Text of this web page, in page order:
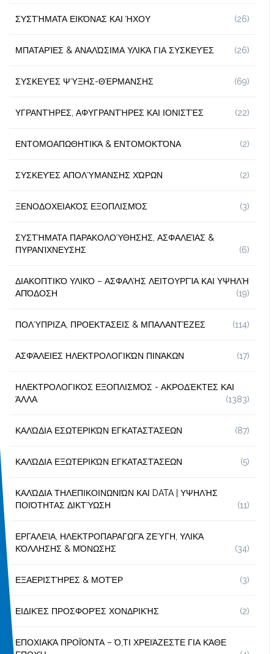
ΣΥΣΤΉΜΑΤΑ ΕΙΚΌΝΑΣ ΚΑΙ ΉΧΟΥ (26)
ΜΠΑΤΑΡΊΕΣ & ΑΝΑΛΏΣΙΜΑ ΥΛΙΚΆ ΓΙΑ ΣΥΣΚΕΥΈΣ (26)
ΣΥΣΚΕΥΈΣ ΨΎΞΗΣ-ΘΈΡΜΑΝΣΗΣ (69)
ΥΓΡΑΝΤΉΡΕΣ, ΑΦΥΓΡΑΝΤΉΡΕΣ ΚΑΙ ΙΟΝΙΣΤΈΣ (22)
ΕΝΤΟΜΟΑΠΩΘΗΤΙΚΆ & ΕΝΤΟΜΟΚΤΌΝΑ (2)
ΣΥΣΚΕΥΈΣ ΑΠΟΛΎΜΑΝΣΗΣ ΧΏΡΩΝ (2)
ΞΕΝΟΔΟΧΕΙΑΚΌΣ ΕΞΟΠΛΙΣΜΌΣ (3)
ΣΥΣΤΉΜΑΤΑ ΠΑΡΑΚΟΛΟΎΘΗΣΗΣ, ΑΣΦΑΛΕΊΑΣ &
ΠΥΡΑΝΊΧΝΕΥΣΗΣ
(6)
ΔΙΑΚΟΠΤΙΚΌ ΥΛΙΚΌ – ΑΣΦΑΛΉΣ ΛΕΙΤΟΥΡΓΊΑ ΚΑΙ ΥΨΗΛΉ
ΑΠΌΔΟΣΗ
(19)
ΠΟΛΎΠΡΙΖΑ, ΠΡΟΕΚΤΆΣΕΙΣ & ΜΠΑΛΑΝΤΈΖΕΣ (114)
ΑΣΦΆΛΕΙΕΣ ΗΛΕΚΤΡΟΛΟΓΙΚΏΝ ΠΙΝΆΚΩΝ (17)
ΗΛΕΚΤΡΟΛΟΓΙΚΌΣ ΕΞΟΠΛΙΣΜΌΣ - ΑΚΡΟΔΈΚΤΕΣ ΚΑΙ
ΆΛΛΑ
(1383)
ΚΑΛΏΔΙΑ ΕΣΩΤΕΡΙΚΏΝ ΕΓΚΑΤΑΣΤΆΣΕΩΝ (87)
ΚΑΛΏΔΙΑ ΕΞΩΤΕΡΙΚΏΝ ΕΓΚΑΤΑΣΤΆΣΕΩΝ (5)
ΚΑΛΏΔΙΑ ΤΗΛΕΠΙΚΟΙΝΩΝΙΏΝ ΚΑΙ DATA | ΥΨΗΛΉΣ
ΠΟΙΌΤΗΤΑΣ ΔΙΚΤΎΩΣΗ
(11)
ΕΡΓΑΛΕΊΑ, ΗΛΕΚΤΡΟΠΑΡΑΓΩΓΆ ΖΕΎΓΗ, ΥΛΙΚΆ
ΚΌΛΛΗΣΗΣ & ΜΌΝΩΣΗΣ
(34)
ΕΞΑΕΡΙΣΤΉΡΕΣ & ΜΟΤΈΡ (3)
ΕΙΔΙΚΈΣ ΠΡΟΣΦΟΡΈΣ ΧΟΝΔΡΙΚΉΣ (2)
ΕΠΟΧΙΑΚΆ ΠΡΟΪΌΝΤΑ – Ό,ΤΙ ΧΡΕΙΆΖΕΣΤΕ ΓΙΑ ΚΆΘΕ